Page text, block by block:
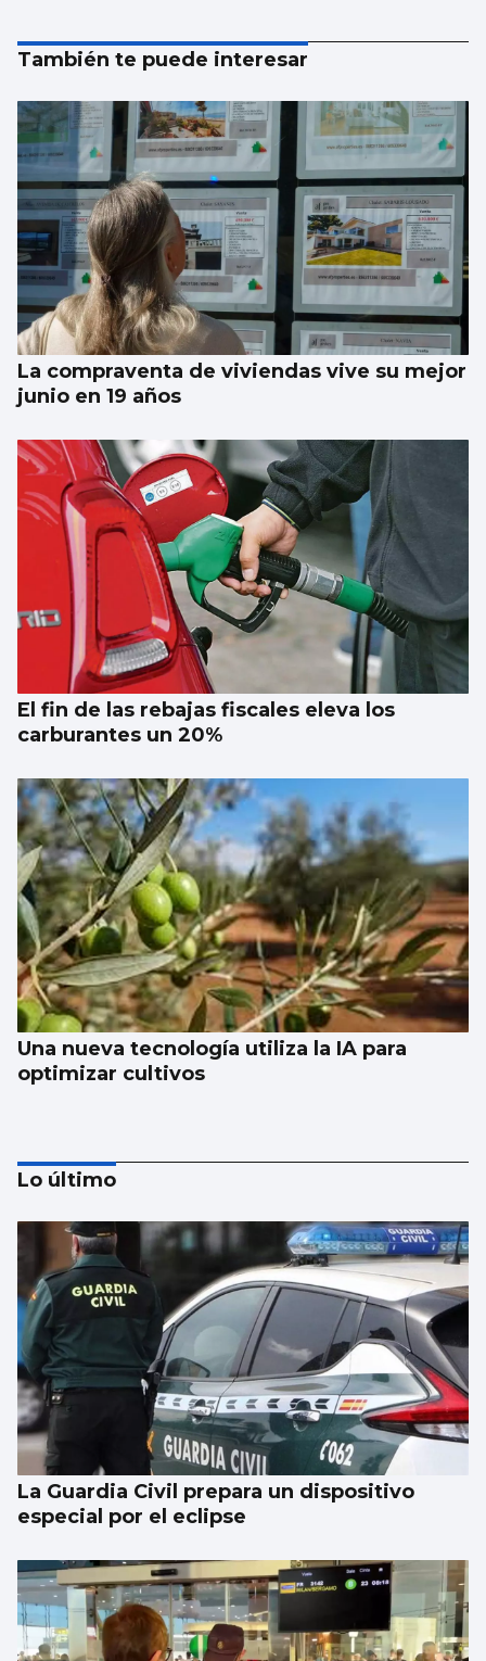
También te puede interesar
La compraventa de viviendas vive su mejor
junio en 19 años
El fin de las rebajas fiscales eleva los
carburantes un 20%
Una nueva tecnología utiliza la IA para
optimizar cultivos
CCOO denuncia que 55.000 trabajadores
gallegos trabajan horas extras cada semana
y cuatro de cada diez no las cobran
Lo último
La Guardia Civil prepara un dispositivo
especial por el eclipse